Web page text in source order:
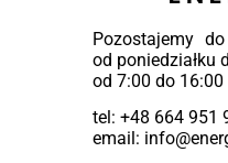
Pozostajemy
od poniedziałku
od 7:00 do 16:00
tel: +48 664 951
email: